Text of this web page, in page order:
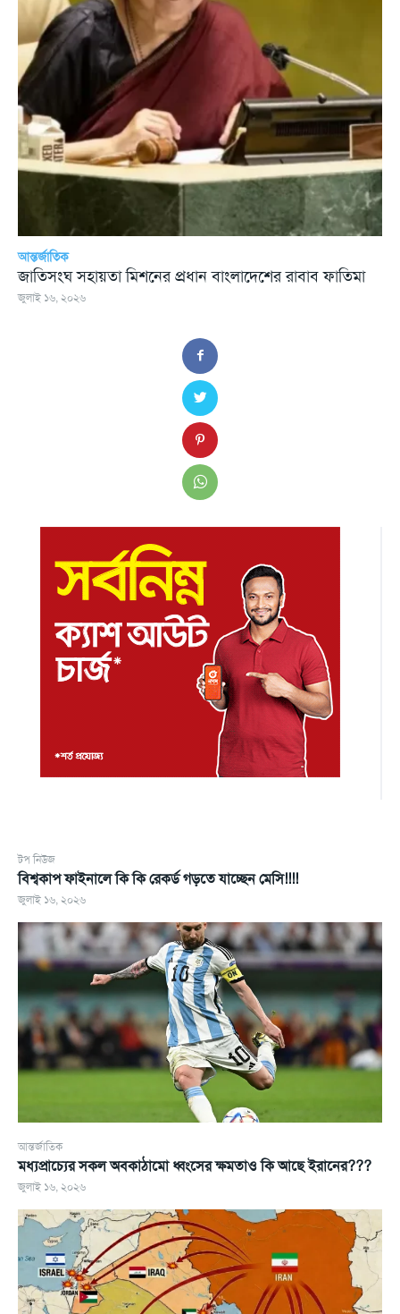
টপ নিউজ
বিশ্বকাপ ফাইনালে কি কি রেকর্ড গড়তে যাচ্ছেন মেসি!!!!
জুলাই ১৬, ২০২৬
আন্তর্জাতিক
মধ্যপ্রাচ্যের সকল অবকাঠামো ধ্বংসের ক্ষমতাও কি আছে ইরানের???
জুলাই ১৬, ২০২৬
আন্তর্জাতিক
জাতিসংঘ সহায়তা মিশনের প্রধান বাংলাদেশের রাবাব ফাতিমা
জুলাই ১৬, ২০২৬